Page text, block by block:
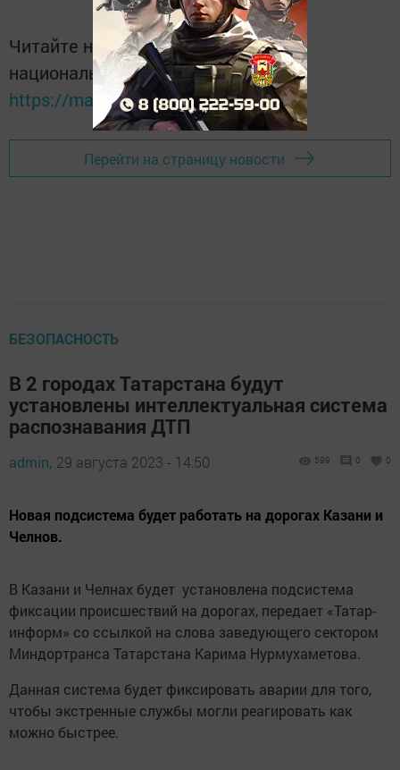
Читайте новости Татарстана в
национальном мессенджере MАХ:
https://max.ru/tatmedia
Перейти на страницу новости
БЕЗОПАСНОСТЬ
В 2 городах Татарстана будут
установлены интеллектуальная система
распознавания ДТП
admin, 29 августа 2023 - 14:50 599 0 0
Новая подсистема будет работать на дорогах Казани и
Челнов.
В Казани и Челнах будет установлена подсистема
фиксации происшествий на дорогах, передает «Татар-
информ» со ссылкой на слова заведующего сектором
Миндортранса Татарстана Карима Нурмухаметова.
Данная система будет фиксировать аварии для того,
чтобы экстренные службы могли реагировать как
можно быстрее.